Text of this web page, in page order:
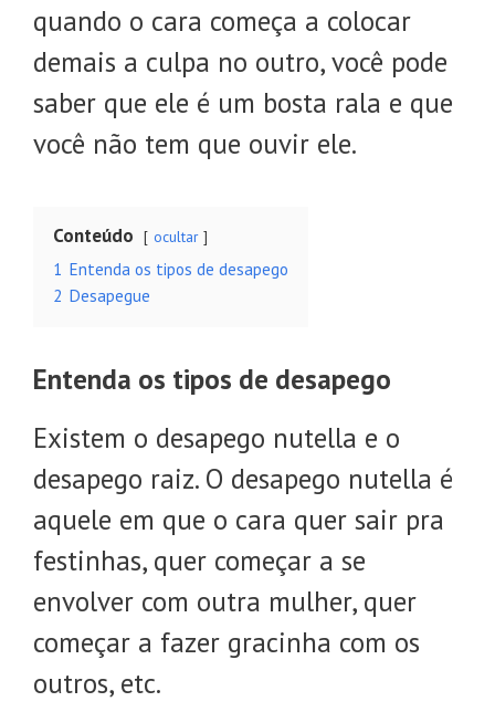
quando o cara começa a colocar
demais a culpa no outro, você pode
saber que ele é um bosta rala e que
você não tem que ouvir ele.
Conteúdo ocultar
1 Entenda os tipos de desapego
2 Desapegue
Entenda os tipos de desapego
Existem o desapego nutella e o
desapego raiz. O desapego nutella é
aquele em que o cara quer sair pra
festinhas, quer começar a se
envolver com outra mulher, quer
começar a fazer gracinha com os
outros, etc.